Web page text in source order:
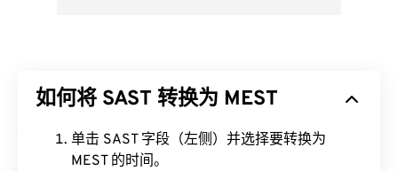
如何将 SAST 转换为 MEST
单击 SAST 字段（左侧）并选择要转换为
MEST 的时间。